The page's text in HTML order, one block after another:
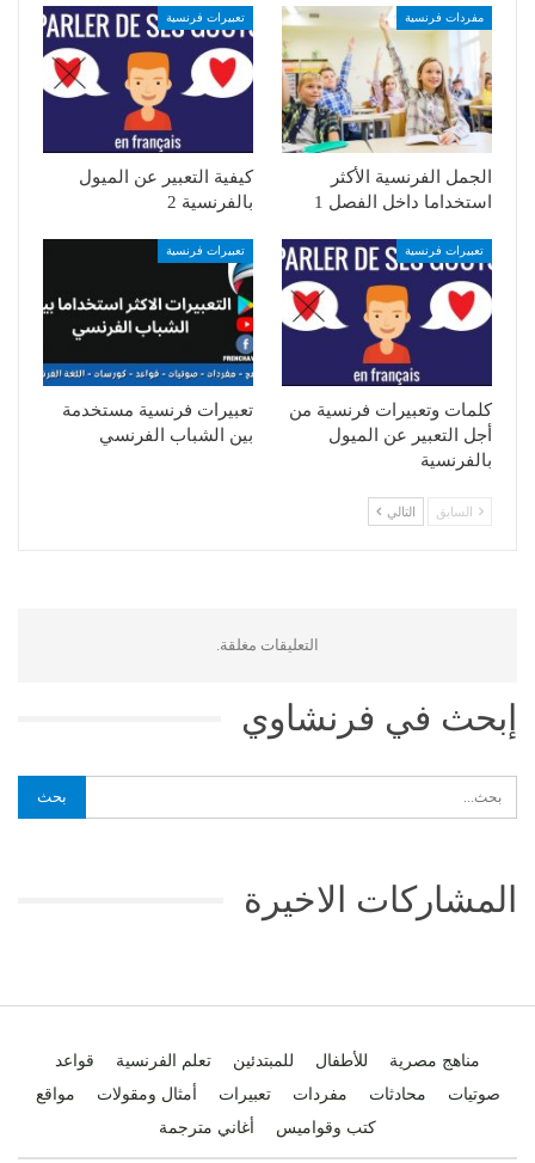
مفردات فرنسية
الجمل الفرنسية الأكثر
استخداما داخل الفصل 1
تعبيرات فرنسية
كيفية التعبير عن الميول
بالفرنسية 2
تعبيرات فرنسية
كلمات وتعبيرات فرنسية من
أجل التعبير عن الميول
بالفرنسية
تعبيرات فرنسية
تعبيرات فرنسية مستخدمة
بين الشباب الفرنسي
السابق التالي
التعليقات مغلقة.
إبحث في فرنشاوي
المشاركات الاخيرة
مناهج مصرية للأطفال للمبتدئين تعلم الفرنسية
قواعد
صوتيات
محادثات مفردات تعبيرات أمثال ومقولات
مواقع
كتب وقواميس
أغاني مترجمة